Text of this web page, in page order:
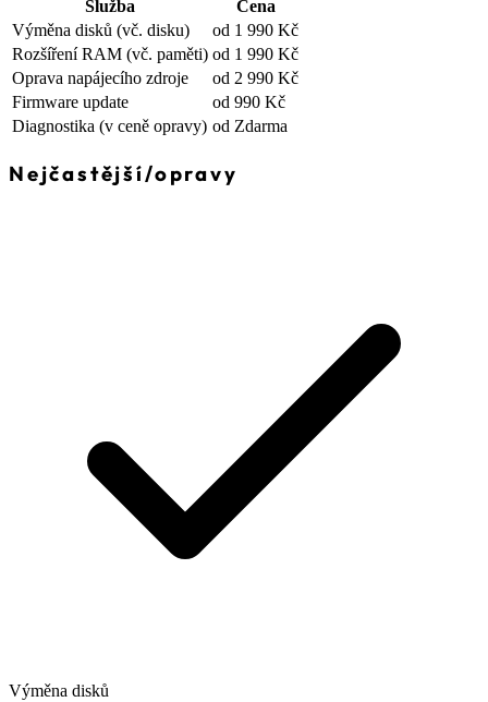
Služba
Cena
Výměna disků (vč. disku)
od 1 990 Kč
Rozšíření RAM (vč. paměti) od 1 990 Kč
Oprava napájecího zdroje
od 2 990 Kč
Firmware update
od 990 Kč
Diagnostika (v ceně opravy) od Zdarma
Nejčastější/opravy
Výměna disků